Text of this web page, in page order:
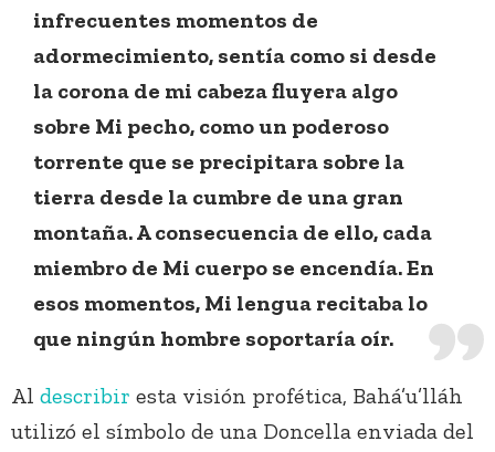
infrecuentes momentos de
adormecimiento, sentía como si desde
la corona de mi cabeza fluyera algo
sobre Mi pecho, como un poderoso
torrente que se precipitara sobre la
tierra desde la cumbre de una gran
montaña. A consecuencia de ello, cada
miembro de Mi cuerpo se encendía. En
esos momentos, Mi lengua recitaba lo
que ningún hombre soportaría oír.
Al describir esta visión profética, Bahá’u’lláh
utilizó el símbolo de una Doncella enviada del